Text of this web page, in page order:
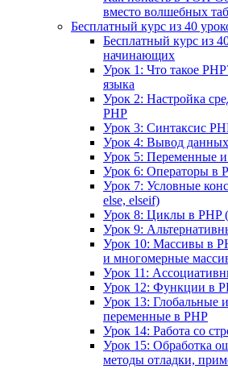
вместо волшебных
Бесплатный курс из 40
Бесплатный курс из
начинающих
Урок 1: Что такое
языка
Урок 2: Настройка
PHP
Урок 3: Синтаксис
Урок 4: Вывод
Урок 5: Переменные
Урок 6: Операторы в
Урок 7: Условные
else, elseif)
Урок 8: Циклы в PHP
Урок 9:
Урок 10: Массивы в
и многомерные
Урок 11:
Урок 12: Функции в
Урок 13: Глобальные
переменные в PHP
Урок 14: Работа со
Урок 15: Обработка
методы отладки,